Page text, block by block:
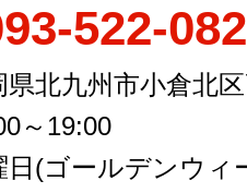
522-
県北九州市小倉北
～19:00
(ゴールデンウィ